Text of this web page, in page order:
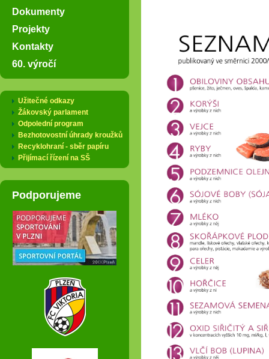
Dokumenty
Projekty
Kontakty
60. výročí
Užitečné odkazy
Žákovský parlament
Odpolední program
Bezhotovostní úhrady kroužků
Recyklohraní - sběr papíru
Přijímací řízení na SŠ
Podporujeme